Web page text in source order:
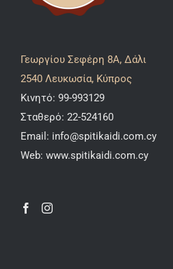
Γεωργίου Σεφέρη 8A, Δάλι
2540 Λευκωσία, Κύπρος
Κινητό: 99-993129
Σταθερό: 22-524160
Email: info@spitikaidi.com.cy
Web: www.spitikaidi.com.cy